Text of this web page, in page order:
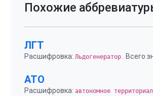
Похожие
ЛГТ
Расшифровка: Льдогенератор . Всего
АТО
Расшифровка: автономное